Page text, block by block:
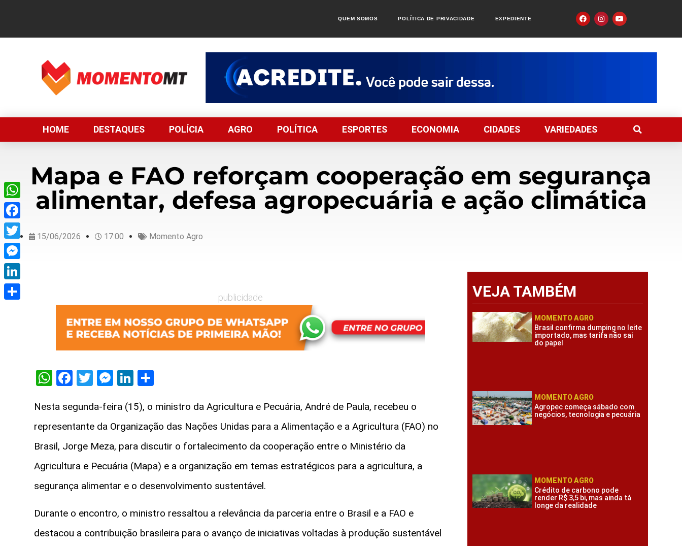
QUEM SOMOS POLÍTICA DE PRIVACIDADE EXPEDIENTE
HOME DESTAQUES POLÍCIA AGRO POLÍTICA ESPORTES ECONOMIA CIDADES VARIEDADES
Mapa e FAO reforçam cooperação em segurança
alimentar, defesa agropecuária e ação climática
15/06/2026 17:00 Momento Agro
publicidade
WhatsApp
Facebook
TwitterMessenger
LinkedIn
Nesta segunda-feira (15), o ministro da Agricultura e Pecuária, André de Paula, recebeu o
representante da Organização das Nações Unidas para a Alimentação e a Agricultura (FAO) no
Brasil, Jorge Meza, para discutir o fortalecimento da cooperação entre o Ministério da
Agricultura e Pecuária (Mapa) e a organização em temas estratégicos para a agricultura, a
segurança alimentar e o desenvolvimento sustentável.
Durante o encontro, o ministro ressaltou a relevância da parceria entre o Brasil e a FAO e
destacou a contribuição brasileira para o avanço de iniciativas voltadas à produção sustentável
VEJA TAMBÉM
MOMENTO AGRO
Brasil confirma dumping no leite
importado, mas tarifa não sai
do papel
MOMENTO AGRO
Agropec começa sábado com
negócios, tecnologia e pecuária
MOMENTO AGRO
Crédito de carbono pode
render R$ 3,5 bi, mas ainda tá
longe da realidade
WhatsApp
Facebook
Twitter
Messenger
LinkedIn